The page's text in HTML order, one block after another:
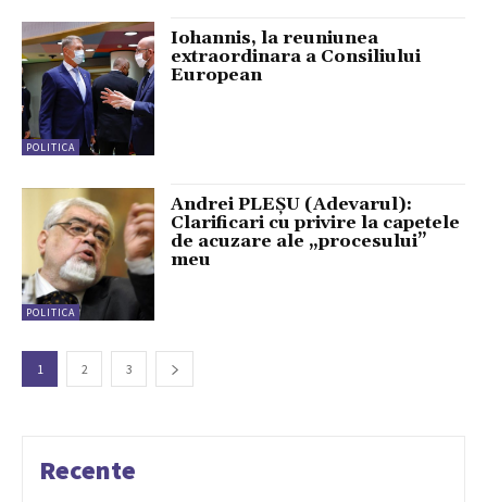
POLITICA
Iohannis, la reuniunea
extraordinara a Consiliului
European
POLITICA
Andrei PLEȘU (Adevarul):
Clarificari cu privire la capetele
de acuzare ale „procesului”
meu
1 2 3
Recente